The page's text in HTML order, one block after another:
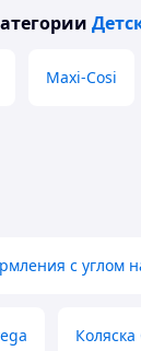
Maxi-Cosi
с углом